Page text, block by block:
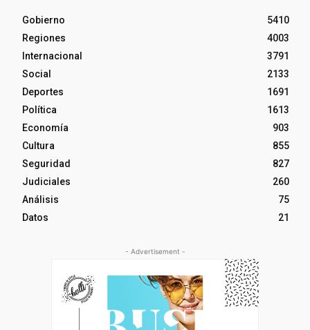
Gobierno
5410
Regiones
4003
Internacional
3791
Social
2133
Deportes
1691
Política
1613
Economía
903
Cultura
855
Seguridad
827
Judiciales
260
Análisis
75
Datos
21
- Advertisement -